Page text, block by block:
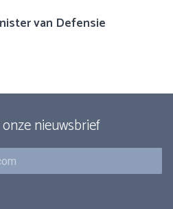
van Defensie
nieuwsbrief